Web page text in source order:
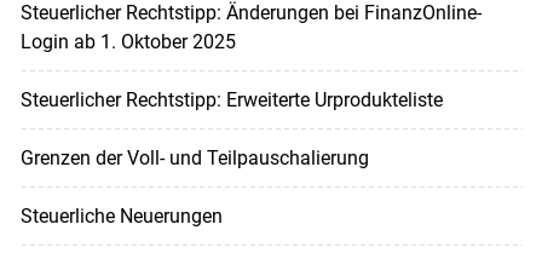
Steuerlicher Rechtstipp: Änderungen bei FinanzOnline-
Login ab 1. Oktober 2025
Steuerlicher Rechtstipp: Erweiterte Urprodukteliste
Grenzen der Voll- und Teilpauschalierung
Steuerliche Neuerungen